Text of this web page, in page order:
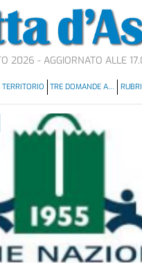
2026 - AGGIORNATO ALLE
TERRITORIO TRE DOMANDE A…